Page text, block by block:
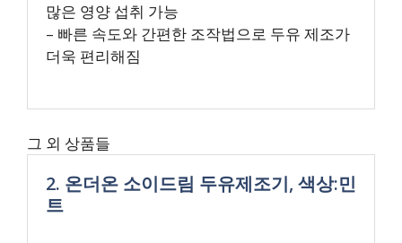
많은 영양 섭취 가능
– 빠른 속도와 간편한 조작법으로 두유 제조가
더욱 편리해짐
그 외 상품들
2. 온더온 소이드림 두유제조기, 색상:민
트